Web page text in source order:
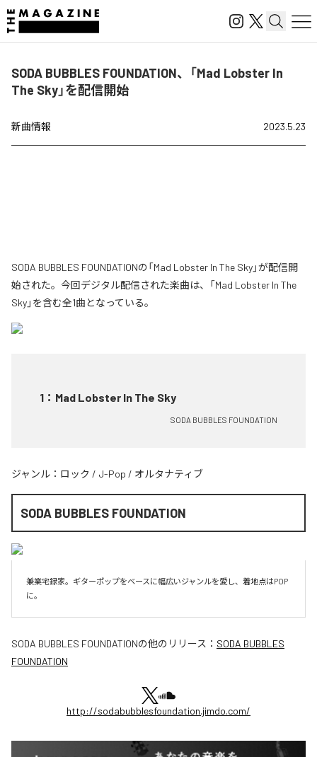
SODA BUBBLES FOUNDATION、「Mad Lobster In
The Sky」を配信開始
新曲情報 2023.5.23
SODA BUBBLES FOUNDATIONの「Mad Lobster In The Sky」が配信開
始された。今回デジタル配信された楽曲は、「Mad Lobster In The
Sky」を含む全1曲となっている。
1 ： Mad Lobster In The Sky
SODA BUBBLES FOUNDATION
ジャンル： ロック / J-Pop / オルタナティブ
SODA BUBBLES FOUNDATION
兼業宅録家。ギターポップをベースに幅広いジャンルを愛し、着地点はPOP
に。
SODA BUBBLES FOUNDATIONの他のリリース： SODA BUBBLES
FOUNDATION
http://sodabubblesfoundation.jimdo.com/